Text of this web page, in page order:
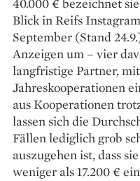
40.000 € bezeichnet
Blick in Reifs
September (Stand
Anzeigen um – vier
langfristige Partner,
Jahreskooperationen
aus Kooperationen
lassen sich die
Fällen lediglich grob
auszugehen ist, dass
weniger als 17.200 €